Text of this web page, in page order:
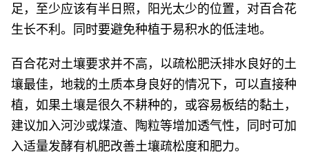
足，至少应该有半日照，阳光太少的位置，对百合花
生长不利。同时要避免种植于易积水的低洼地。
百合花对土壤要求并不高，以疏松肥沃排水良好的土
壤最佳，地栽的土质本身良好的情况下，可以直接种
植，如果土壤是很久不耕种的，或容易板结的黏土，
建议加入河沙或煤渣、陶粒等增加透气性，同时可加
入适量发酵有机肥改善土壤疏松度和肥力。